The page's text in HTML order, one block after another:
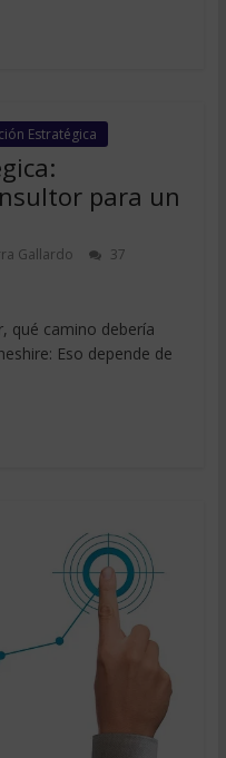
Estratégica
para un
Gallardo
37
qué camino debería
Eso depende de